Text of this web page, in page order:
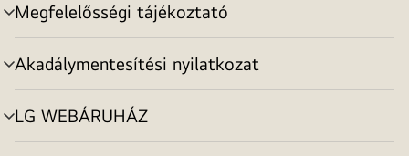
Megfelelősségi tájékoztató
menu
toggle
Akadálymentesítési nyilatkozat
menu
toggle
LG WEBÁRUHÁZ
menu
toggle